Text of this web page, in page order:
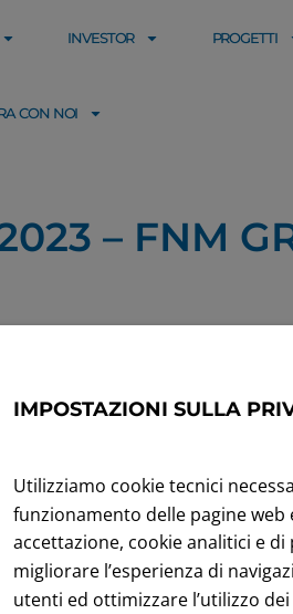
INVESTOR PROGETTI
CON NOI
– FNM
IMPOSTAZIONI SULLA
Utilizziamo cookie tecnici
funzionamento delle pagine web
accettazione, cookie analitici e
migliorare l’esperienza di
utenti ed ottimizzare l’utilizzo